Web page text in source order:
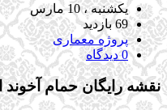
یکشنبه ، 10 مارس
69 بازدید
پروژه معماری
0 دیدگاه
نقشه رایگان حمام آخوند